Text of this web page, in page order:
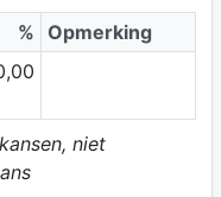
% Opmerking
niet